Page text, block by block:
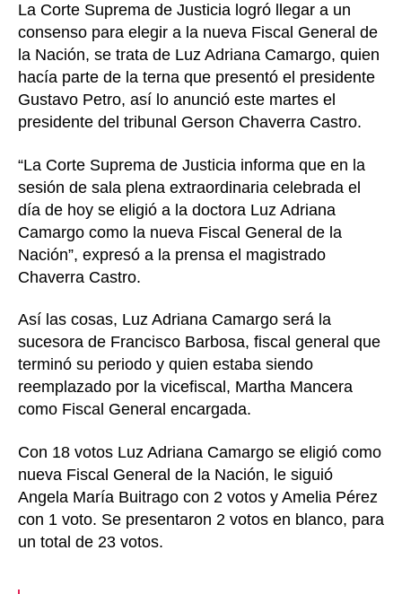
La Corte Suprema de Justicia logró llegar a un
consenso para elegir a la nueva Fiscal General de
la Nación, se trata de Luz Adriana Camargo, quien
hacía parte de la terna que presentó el presidente
Gustavo Petro, así lo anunció este martes el
presidente del tribunal Gerson Chaverra Castro.
“La Corte Suprema de Justicia informa que en la
sesión de sala plena extraordinaria celebrada el
día de hoy se eligió a la doctora Luz Adriana
Camargo como la nueva Fiscal General de la
Nación”, expresó a la prensa el magistrado
Chaverra Castro.
Así las cosas, Luz Adriana Camargo será la
sucesora de Francisco Barbosa, fiscal general que
terminó su periodo y quien estaba siendo
reemplazado por la vicefiscal, Martha Mancera
como Fiscal General encargada.
Con 18 votos Luz Adriana Camargo se eligió como
nueva Fiscal General de la Nación, le siguió
Angela María Buitrago con 2 votos y Amelia Pérez
con 1 voto. Se presentaron 2 votos en blanco, para
un total de 23 votos.